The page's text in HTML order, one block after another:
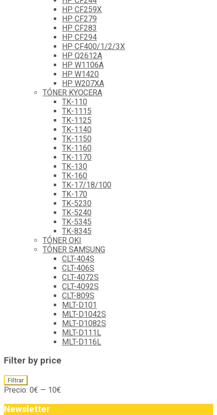
HP CF259X
HP CF279
HP CF283
HP CF294
HP CF400/1/2/3X
HP Q2612A
HP W1106A
HP W1420
HP W207XA
TÓNER KYOCERA
TK-110
TK-1115
TK-1125
TK-1140
TK-1150
TK-1160
TK-1170
TK-130
TK-160
TK-17/18/100
TK-170
TK-5230
TK-5240
TK-5345
TK-8345
TÓNER OKI
TÓNER SAMSUNG
CLT-404S
CLT-406S
CLT-4072S
CLT-4092S
CLT-809S
MLT-D101
MLT-D1042S
MLT-D1082S
MLT-D111L
MLT-D116L
Filter by price
Precio
mínimo
Precio
máximo
Filtrar
Precio: 0€ — 10€
Newsletter